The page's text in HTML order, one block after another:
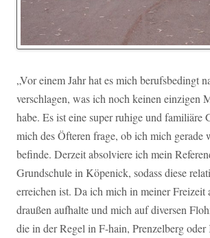
„Vor einem Jahr hat es mich berufsbedingt
verschlagen, was ich noch keinen einzigen
habe. Es ist eine super ruhige und familiäre
mich des Öfteren frage, ob ich mich
befinde. Derzeit absolviere ich mein
Grundschule in Köpenick, sodass diese
erreichen ist. Da ich mich in meiner Freizeit
draußen aufhalte und mich auf diversen
die in der Regel in F-hain, Prenzelberg